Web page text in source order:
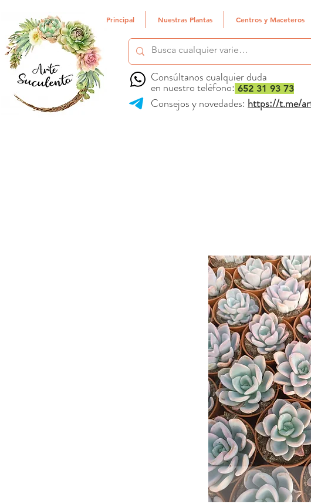
Principal Nuestras Plantas Centros y Maceteros
Consúltanos cualquier duda
en nuestro teléfono: 652 31 93 73
Consejos y novedades: https://t.me/